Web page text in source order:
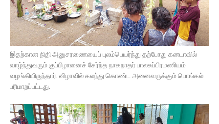
இதற்கான நிதி அனுசரணையைப் புலம்பெயர்ந்து தற்போது கனடாவில்
வாழ்ந்துவரும் குப்பிழானைச் சேர்ந்த நாகநாதர் பாலசுப்பிரமணியம்
வழங்கியிருந்தார். விழாவில் கலந்து கொண்ட அனைவருக்கும் பொங்கல்
பரிமாறப்பட்டது.